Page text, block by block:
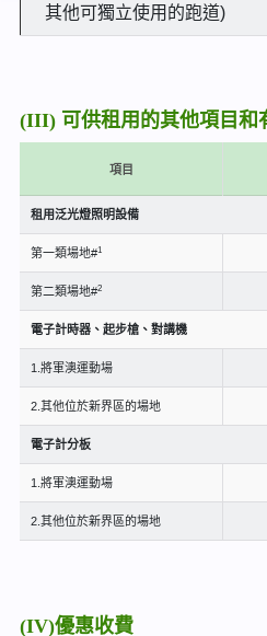
其他可獨立使用的跑道)
(III) 可供租用的其他項目和
項目
租用泛光燈照明設備
第一類場地#1
第二類場地#2
電子計時器、起步槍、對講機
1.將軍澳運動場
2.其他位於新界區的場地
電子計分板
1.將軍澳運動場
2.其他位於新界區的場地
(IV)優惠收費